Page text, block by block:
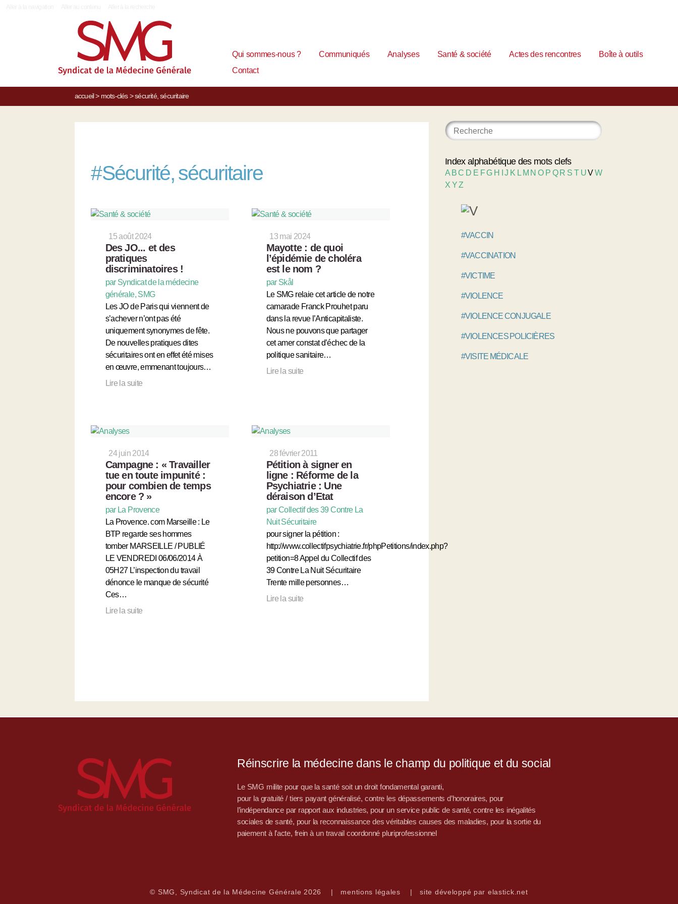
Qui sommes-nous ? Communiqués Analyses Santé & société Actes des rencontres
Boîte à outils
Contact
accueil> mots-clés> sécurité, sécuritaire
#Sécurité, sécuritaire
15 août 2024
Des JO... et des
pratiques
discriminatoires !
par Syndicat de la médecine
générale, SMG
Les JO de Paris qui viennent de
s’achever n’ont pas été
uniquement synonymes de fête.
De nouvelles pratiques dites
sécuritaires ont en effet été mises
en œuvre, emmenant toujours…
Lire la suite
13 mai 2024
Mayotte : de quoi
l’épidémie de choléra
est le nom ?
par Skål
Le SMG relaie cet article de notre
camarade Franck Prouhet paru
dans la revue l’Anticapitaliste.
Nous ne pouvons que partager
cet amer constat d’échec de la
politique sanitaire…
Lire la suite
24 juin 2014
Campagne : « Travailler
tue en toute impunité :
pour combien de temps
encore ? »
par La Provence
La Provence. com Marseille : Le
BTP regarde ses hommes
tomber MARSEILLE / PUBLIÉ
LE VENDREDI 06/06/2014 À
05H27 L’inspection du travail
dénonce le manque de sécurité
Ces…
Lire la suite
28 février 2011
Pétition à signer en
ligne : Réforme de la
Psychiatrie : Une
déraison d’Etat
par Collectif des 39 Contre La
Nuit Sécuritaire
pour signer la pétition :
http://www.collectifpsychiatrie.fr/phpPetitions/index.php?
petition=8 Appel du Collectif des
39 Contre La Nuit Sécuritaire
Trente mille personnes…
Lire la suite
Index alphabétique des mots clefs
A BC D E FG H IJ K L M NO P Q R S T UVW
X YZ
#VACCIN
#VACCINATION
#VICTIME
#VIOLENCE
#VIOLENCE CONJUGALE
#VIOLENCES POLICIÈRES
#VISITE MÉDICALE
Réinscrire la médecine dans le champ du politique et du social
Le SMG milite pour que la santé soit un droit fondamental garanti,
pour la gratuité / tiers payant généralisé, contre les dépassements d’honoraires, pour
l’indépendance par rapport aux industries, pour un service public de santé, contre les inégalités
sociales de santé, pour la reconnaissance des véritables causes des maladies, pour la sortie du
paiement à l’acte, frein à un travail coordonné pluriprofessionnel
© SMG, Syndicat de la Médecine Générale 2026 | mentions légales | site développé par elastick.net